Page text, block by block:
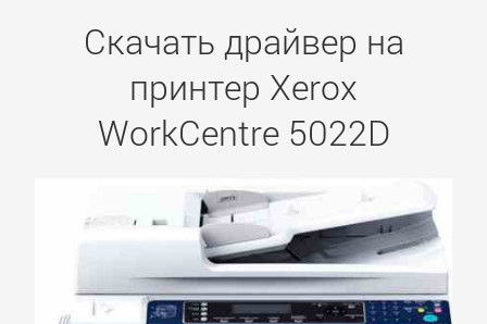
Скачать драйвер на
принтер Xerox
WorkCentre 5022D